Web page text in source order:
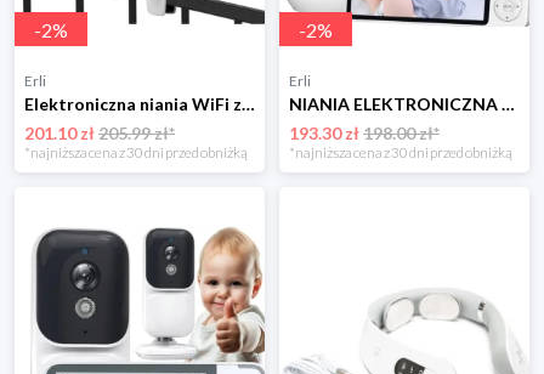
-2%
Erli
Elektroniczna niania WiFi zasięg bez ograniczeń + uchwyt Lionelo Babyline
201.10 zł205.99 zł*
*najniższa cena z 30 dni przed obniżką
-2%
Erli
NIANIA ELEKTRONICZNA Z KAMERĄ OBROTOWA BABY MONITOR WYŚWIETLACZ LCD 5" HD
193.30 zł198.00 zł*
*najniższa cena z 30 dni przed obniżką